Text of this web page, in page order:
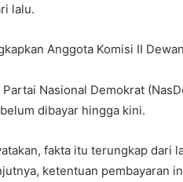
lalu.
Anggota Komisi II
Nasional Demokrat
dibayar hingga kini.
fakta itu terungkap dari
ketentuan pembayaran